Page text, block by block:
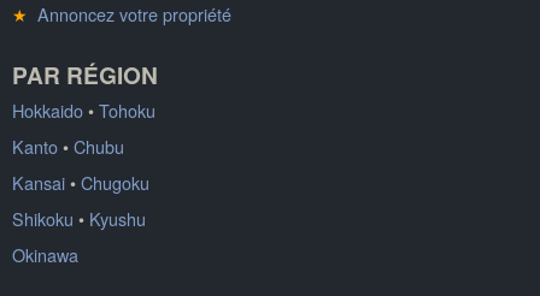
★ Annoncez votre propriété
PAR RÉGION
Hokkaido•Tohoku
Kanto•Chubu
Kansai•Chugoku
Shikoku • Kyushu
Okinawa